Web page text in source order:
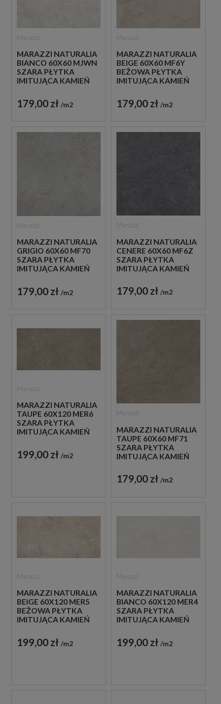
MARAZZI NATURALIA
BIANCO 60X60 MJWN
SZARA PŁYTKA
IMITUJĄCA KAMIEŃ
179,00 zł m2
MARAZZI NATURALIA
BEIGE 60X60 MF6Y
BEŻOWA PŁYTKA
IMITUJĄCA KAMIEŃ
179,00 zł m2
MARAZZI NATURALIA
GRIGIO 60X60 MF70
SZARA PŁYTKA
IMITUJĄCA KAMIEŃ
179,00 zł m2
MARAZZI NATURALIA
CENERE 60X60 MF6Z
SZARA PŁYTKA
IMITUJĄCA KAMIEŃ
179,00 zł m2
MARAZZI NATURALIA
TAUPE 60X120 MER6
SZARA PŁYTKA
IMITUJĄCA KAMIEŃ
199,00 zł m2
MARAZZI NATURALIA
TAUPE 60X60 MF71
SZARA PŁYTKA
IMITUJĄCA KAMIEŃ
179,00 zł m2
MARAZZI NATURALIA
BEIGE 60X120 MER5
BEŻOWA PŁYTKA
IMITUJĄCA KAMIEŃ
199,00 zł m2
MARAZZI NATURALIA
BIANCO 60X120 MER4
SZARA PŁYTKA
IMITUJĄCA KAMIEŃ
199,00 zł m2